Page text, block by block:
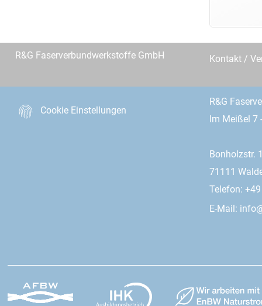
R&G Faserverbundwerkstoffe GmbH Kontakt /
Cookie Einstellungen
R&G
Im Meißel 7
Bonholzstr.
71111
Telefon:
E-Mail: